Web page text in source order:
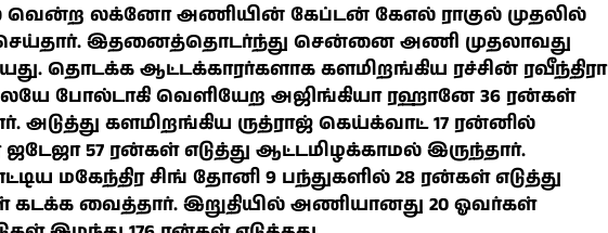
வென்ற லக்னோ அணியின் கேப்டன் கேஎல் ராகுல் முதலில்
செய்தார். இதனைத்தொடர்ந்து சென்னை அணி முதலாவது
தொடக்க ஆட்டக்காரர்களாக களமிறங்கிய ரச்சின் ரவீந்திரா
போல்டாகி வெளியேற அஜிங்கியா ரஹானே 36 ரன்கள்
அடுத்து களமிறங்கிய ருத்ராஜ் கெய்க்வாட் 17 ரன்னில்
57 ரன்கள் எடுத்து ஆட்டமிழக்காமல் இருந்தார்.
மகேந்திர சிங் தோனி 9 பந்துகளில் 28 ரன்கள் எடுத்து
வைத்தார். இறுதியில் அணியானது 20 ஓவர்கள்